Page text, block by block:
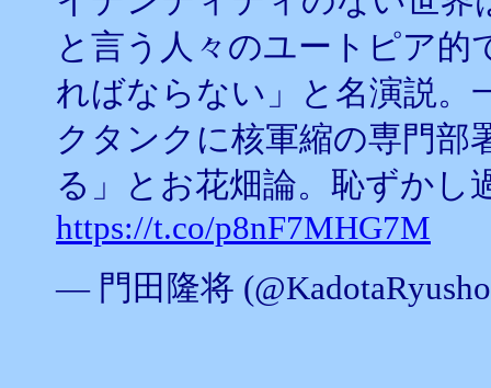
と言う人々のユートピア的
ればならない」と名演説。
クタンクに核軍縮の専門部
る」とお花畑論。恥ずかし
https://t.co/p8nF7MHG7M
— 門田隆将